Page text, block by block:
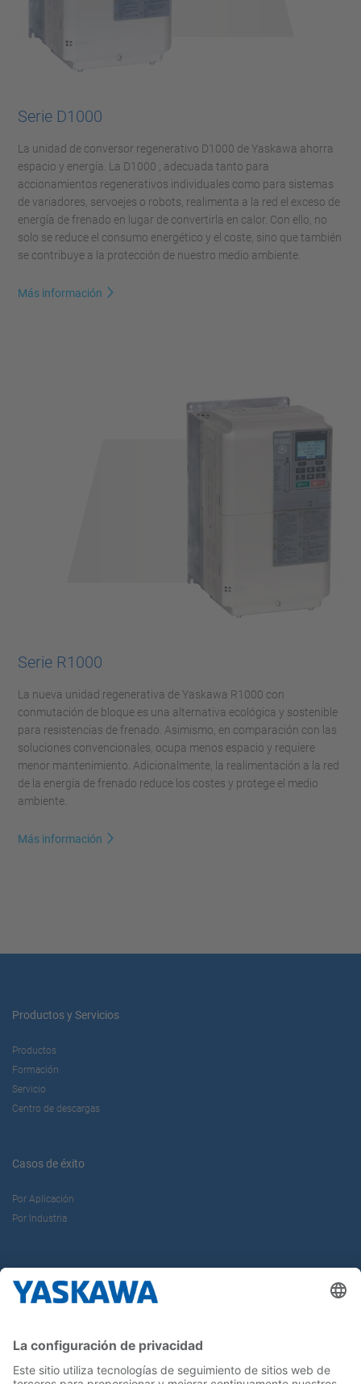
Serie D1000
La unidad de conversor regenerativo D1000 de Yaskawa ahorra
espacio y energía. La D1000 , adecuada tanto para
accionamientos regenerativos individuales como para sistemas
de variadores, servoejes o robots, realimenta a la red el exceso de
energía de frenado en lugar de convertirla en calor. Con ello, no
solo se reduce el consumo energético y el coste, sino que también
se contribuye a la protección de nuestro medio ambiente.
Más información
Serie R1000
La nueva unidad regenerativa de Yaskawa R1000 con
conmutación de bloque es una alternativa ecológica y sostenible
para resistencias de frenado. Asimismo, en comparación con las
soluciones convencionales, ocupa menos espacio y requiere
menor mantenimiento. Adicionalmente, la realimentación a la red
de la energía de frenado reduce los costes y protege el medio
ambiente.
Más información
Productos y Servicios
Productos
Formación
Servicio
Centro de descargas
Casos de éxito
Por Aplicación
Por Industria
Contacto